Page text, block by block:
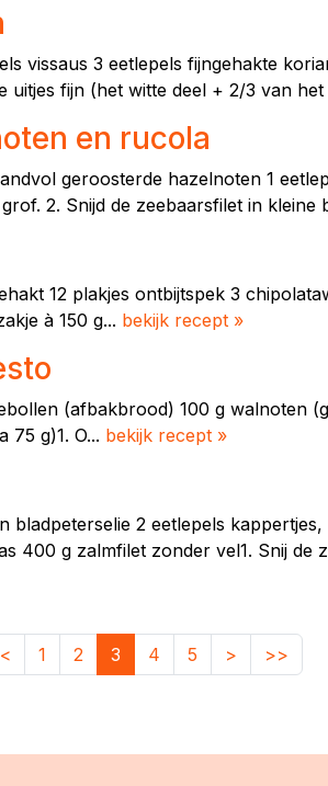
vissaus 3 eetlepels fijngehakte
uitjes fijn (het witte deel + 2/3 van het
en rucola
geroosterde hazelnoten 1
2. Snijd de zeebaarsfilet in kleine
12 plakjes ontbijtspek 3
à 150 g... bekijk recept »
(afbakbrood) 100 g walnoten
g)1. O... bekijk recept »
bladpeterselie 2 eetlepels
400 g zalmfilet zonder vel1. Snij de
< 1 2 3 4 5 > >>